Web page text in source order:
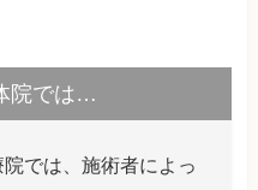
院では…
では、施術者によっ